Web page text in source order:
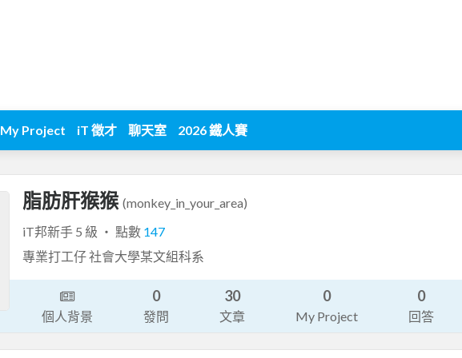
My Project iT 徵才 聊天室 2026 鐵人賽
脂肪肝猴猴 (monkey_in_your_area)
iT邦新手 5 級 ‧ 點數 147
專業打工仔 社會大學某文組科系
個人背景
0
發問
30
文章
0
My Project
0
回答